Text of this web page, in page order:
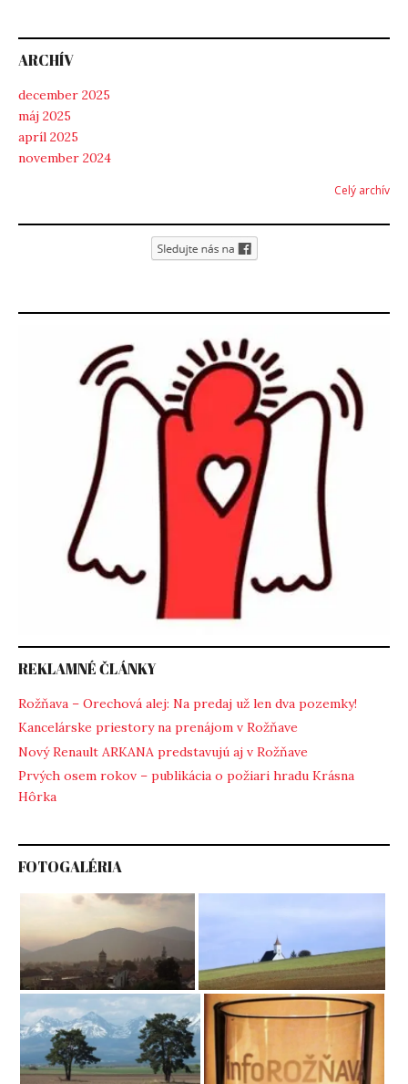
ARCHÍV
december 2025
máj 2025
apríl 2025
november 2024
Celý archív
REKLAMNÉ ČLÁNKY
Rožňava – Orechová alej: Na predaj už len dva pozemky!
Kancelárske priestory na prenájom v Rožňave
Nový Renault ARKANA predstavujú aj v Rožňave
Prvých osem rokov – publikácia o požiari hradu Krásna
Hôrka
FOTOGALÉRIA